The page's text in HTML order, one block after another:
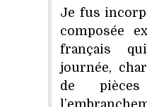
Je fus
composée
français
journée,
de